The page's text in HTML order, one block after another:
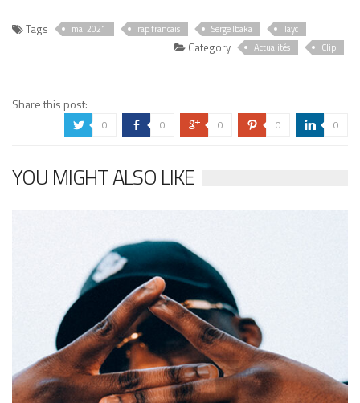
Tags mai 2021 rap francais Serge Ibaka Tayc
Category Actualités Clip
Share this post:
a 0 b 0 c 0 d 0 j 0
YOU MIGHT ALSO LIKE